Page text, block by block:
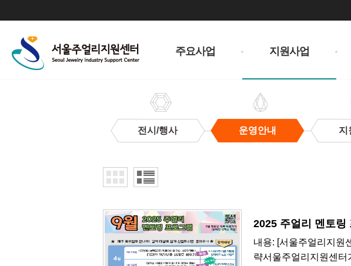
주요사업 지원사업
전시/행사 운영안내 지
안
내
2025 주얼리 멘토링
내용: [서울주얼리지원
략서울주얼리지원센터